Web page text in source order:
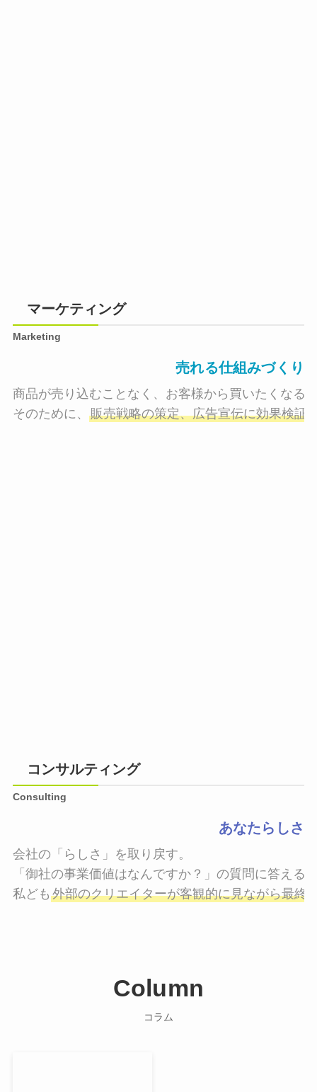
マーケティング
Marketing
売れる仕組みづくり
商品が売り込むことなく、お客様から買いたくなる
そのために、 販売戦略の策定、広告宣伝に効果検証
コンサルティング
Consulting
あなたらしさ
会社の「らしさ」を取り戻す。
「御社の事業価値はなんですか？」の質問に答える
私ども 外部のクリエイターが客観的に見ながら最終
Column
コラム